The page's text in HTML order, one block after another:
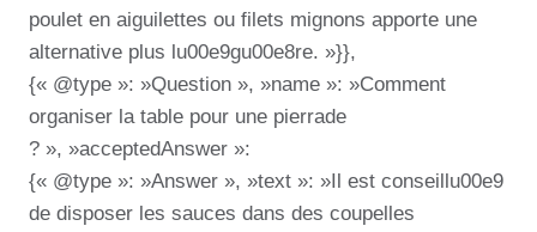
poulet en aiguilettes ou filets mignons apporte une
alternative plus lu00e9gu00e8re. »}},
{« @type »: »Question », »name »: »Comment
organiser la table pour une pierrade
? », »acceptedAnswer »:
{« @type »: »Answer », »text »: »Il est conseillu00e9
de disposer les sauces dans des coupelles